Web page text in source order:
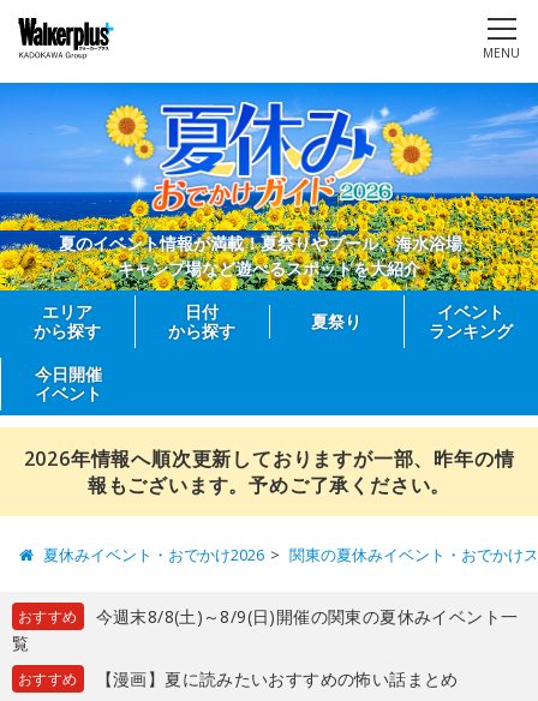
MENU
夏のイベント情報が満載！夏祭りやプール、海水浴場、
キャンプ場など遊べるスポットを大紹介
エリア
から探す
日付
から探す
夏祭り
イベント
ランキング
今日開催
イベント
2026年情報へ順次更新しておりますが一部、昨年の情
報もございます。予めご了承ください。
夏休みイベント・おでかけ2026 関東の夏休みイベント・おでかけ
おすすめ
今週末8/8(土)～8/9(日)開催の関東の夏休みイベント一
覧
おすすめ 【漫画】夏に読みたいおすすめの怖い話まとめ